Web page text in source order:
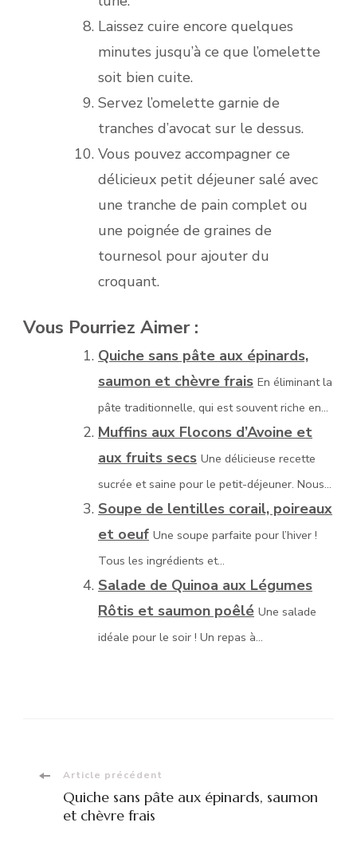
Laissez cuire encore quelques
minutes jusqu’à ce que l’omelette
soit bien cuite.
Servez l’omelette garnie de
tranches d’avocat sur le dessus.
Vous pouvez accompagner ce
délicieux petit déjeuner salé avec
une tranche de pain complet ou
une poignée de graines de
tournesol pour ajouter du
croquant.
Vous Pourriez Aimer :
Quiche sans pâte aux épinards,
saumon et chèvre frais En éliminant la
pâte traditionnelle, qui est souvent riche en...
Muffins aux Flocons d’Avoine et
aux fruits secs Une délicieuse recette
sucrée et saine pour le petit-déjeuner. Nous...
Soupe de lentilles corail, poireaux
et oeuf Une soupe parfaite pour l’hiver !
Tous les ingrédients et...
Salade de Quinoa aux Légumes
Rôtis et saumon poêlé Une salade
idéale pour le soir ! Un repas à...
Navigation
d'article
Article précédent
Quiche sans pâte aux épinards, saumon
et chèvre frais